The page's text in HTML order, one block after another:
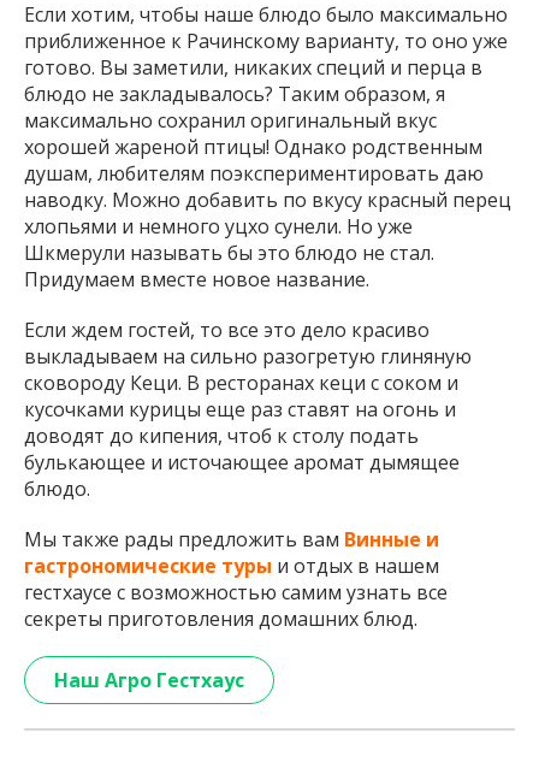
Если хотим, чтобы наше блюдо было максимально
приближенное к Рачинскому варианту, то оно уже
готово. Вы заметили, никаких специй и перца в
блюдо не закладывалось? Таким образом, я
максимально сохранил оригинальный вкус
хорошей жареной птицы! Однако родственным
душам, любителям поэкспериментировать даю
наводку. Можно добавить по вкусу красный перец
хлопьями и немного уцхо сунели. Но уже
Шкмерули называть бы это блюдо не стал.
Придумаем вместе новое название.
Если ждем гостей, то все это дело красиво
выкладываем на сильно разогретую глиняную
сковороду Кеци. В ресторанах кеци с соком и
кусочками курицы еще раз ставят на огонь и
доводят до кипения, чтоб к столу подать
булькающее и источающее аромат дымящее
блюдо.
Мы также рады предложить вам Винные и
гастрономические туры и отдых в нашем
гестхаусе с возможностью самим узнать все
секреты приготовления домашних блюд.
Наш Агро Гестхаус